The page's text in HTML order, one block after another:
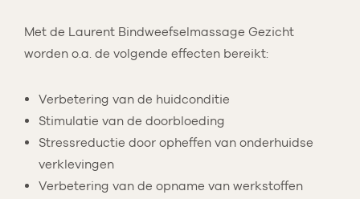
Met de Laurent Bindweefselmassage Gezicht
worden o.a. de volgende effecten bereikt:
Verbetering van de huidconditie
Stimulatie van de doorbloeding
Stressreductie door opheffen van onderhuidse
verklevingen
Verbetering van de opname van werkstoffen